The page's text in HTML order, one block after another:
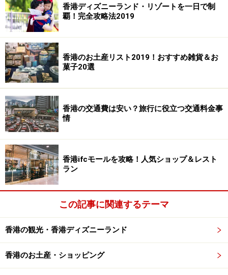
香港ディズニーランド・リゾートを一日で制
覇！完全攻略法2019
香港のお土産リスト2019！おすすめ雑貨＆お
菓子20選
香港の交通費は安い？旅行に役立つ交通料金事
情
香港ifcモールを攻略！人気ショップ＆レスト
ラン
この記事に関連するテーマ
香港の観光・香港ディズニーランド
香港のお土産・ショッピング